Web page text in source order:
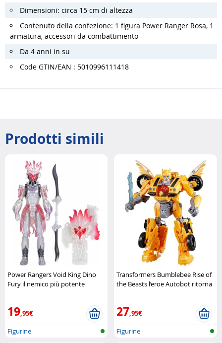
Dimensioni: circa 15 cm di altezza
Contenuto della confezione: 1 figura Power Ranger Rosa, 1
armatura, accessori da combattimento
Da 4 anni in su
Code GTIN/EAN : 5010996111418
Prodotti simili
Power Rangers Void King Dino
Fury il nemico più potente
19,95€
Figurine
Transformers Bumblebee Rise of
the Beasts l’eroe Autobot ritorna
27,95€
Figurine